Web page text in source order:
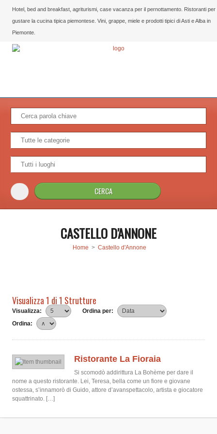
Hotel, bed and breakfast, agriturismi, case vacanza per il pernottamento. Ristoranti per
gustare la cucina tipica piemontese. Vini, grappe, miele e prodotti tipici di Asti e Alba in
Piemonte.
CASTELLO D'ANNONE
Home > Castello d'Annone
Visualizza 1 di 1 Strutture
Visualizza:
Ordina per:
Ordina:
Ristorante La Fioraia
Si scomodò addirittura La Bohème per dare il
nome a questo ristorante. Lei, Teresa, bella come un fiore e giovane
ostessa, s’innamorò di Guido, attore d’avanspettacolo, artista e giocatore
squattrinato. […]